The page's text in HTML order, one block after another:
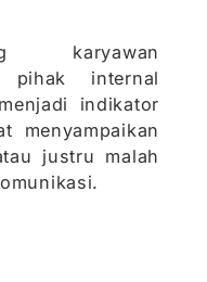
karyawan
pihak internal
indikator
menyampaikan
justru malah